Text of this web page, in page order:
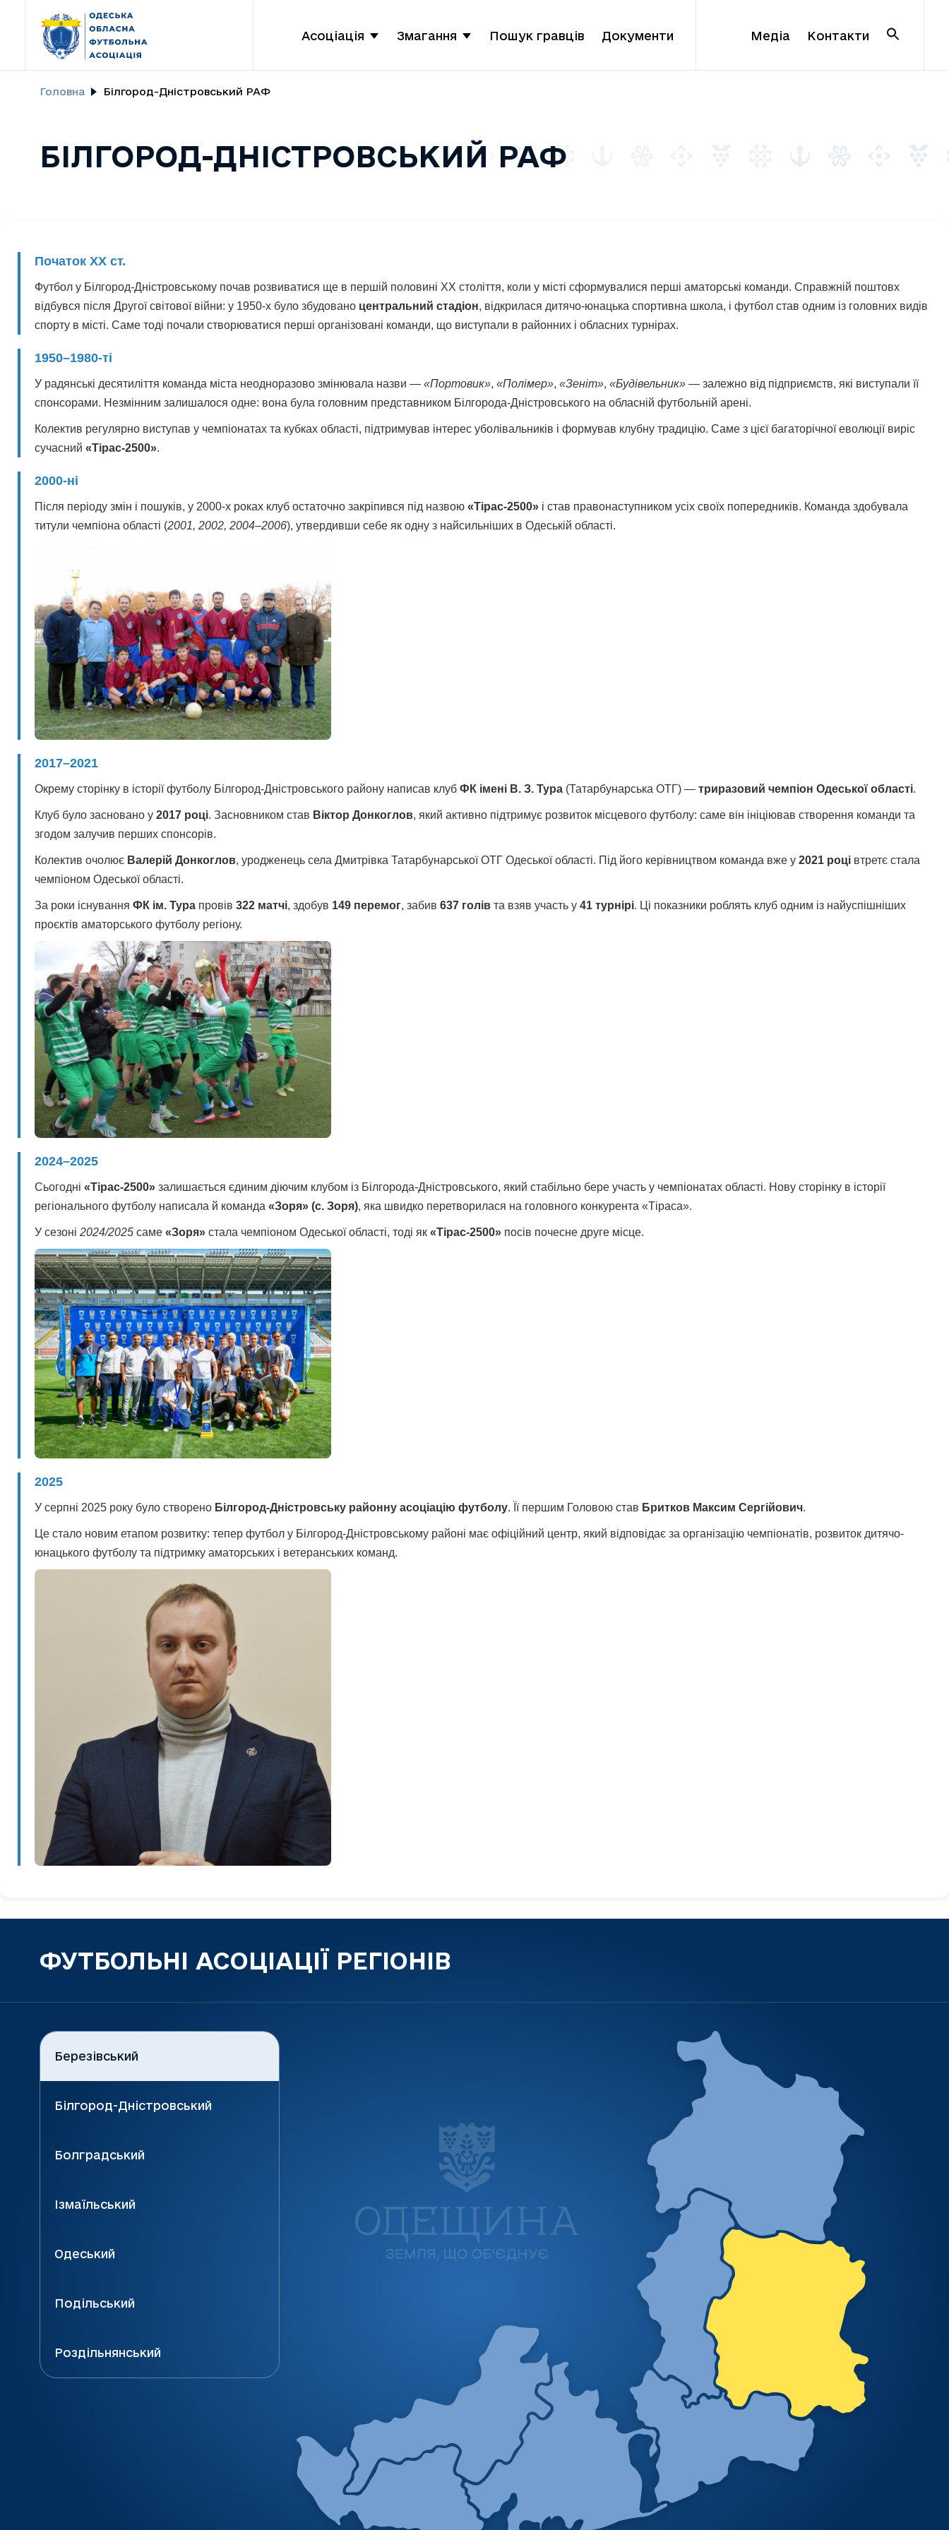
Асоціація Змагання Пошук гравців Документи Медіа Контакти
Головна Білгород-Дністровський РАФ
БІЛГОРОД-ДНІСТРОВСЬКИЙ РАФ
Початок ХХ ст.
Футбол у Білгород-Дністровському почав розвиватися ще в першій половині ХХ століття, коли у місті сформувалися перші аматорські команди. Справжній поштовх
відбувся після Другої світової війни: у 1950-х було збудовано центральний стадіон, відкрилася дитячо-юнацька спортивна школа, і футбол став одним із головних видів
спорту в місті. Саме тоді почали створюватися перші організовані команди, що виступали в районних і обласних турнірах.
1950–1980-ті
У радянські десятиліття команда міста неодноразово змінювала назви — «Портовик», «Полімер», «Зеніт», «Будівельник» — залежно від підприємств, які виступали її
спонсорами. Незмінним залишалося одне: вона була головним представником Білгорода-Дністровського на обласній футбольній арені.
Колектив регулярно виступав у чемпіонатах та кубках області, підтримував інтерес уболівальників і формував клубну традицію. Саме з цієї багаторічної еволюції виріс
сучасний «Тірас-2500».
2000-ні
Після періоду змін і пошуків, у 2000-х роках клуб остаточно закріпився під назвою «Тірас-2500» і став правонаступником усіх своїх попередників. Команда здобувала
титули чемпіона області (2001, 2002, 2004–2006), утвердивши себе як одну з найсильніших в Одеській області.
2017–2021
Окрему сторінку в історії футболу Білгород-Дністровського району написав клуб ФК імені В. З. Тура (Татарбунарська ОТГ) — триразовий чемпіон Одеської області.
Клуб було засновано у 2017 році. Засновником став Віктор Донкоглов, який активно підтримує розвиток місцевого футболу: саме він ініціював створення команди та
згодом залучив перших спонсорів.
Колектив очолює Валерій Донкоглов, уродженець села Дмитрівка Татарбунарської ОТГ Одеської області. Під його керівництвом команда вже у 2021 році втретє стала
чемпіоном Одеської області.
За роки існування ФК ім. Тура провів 322 матчі, здобув 149 перемог, забив 637 голів та взяв участь у 41 турнірі. Ці показники роблять клуб одним із найуспішніших
проєктів аматорського футболу регіону.
2024–2025
Сьогодні «Тірас-2500» залишається єдиним діючим клубом із Білгорода-Дністровського, який стабільно бере участь у чемпіонатах області. Нову сторінку в історії
регіонального футболу написала й команда «Зоря» (с. Зоря), яка швидко перетворилася на головного конкурента «Тіраса».
У сезоні 2024/2025 саме «Зоря» стала чемпіоном Одеської області, тоді як «Тірас-2500» посів почесне друге місце.
2025
У серпні 2025 року було створено Білгород-Дністровську районну асоціацію футболу. Її першим Головою став Бритков Максим Сергійович.
Це стало новим етапом розвитку: тепер футбол у Білгород-Дністровському районі має офіційний центр, який відповідає за організацію чемпіонатів, розвиток дитячо-
юнацького футболу та підтримку аматорських і ветеранських команд.
ФУТБОЛЬНІ АСОЦІАЦІЇ РЕГІОНІВ
Березівський
Білгород-Дністровський
Болградський
Ізмаїльський
Одеський
Подільський
Роздільнянський